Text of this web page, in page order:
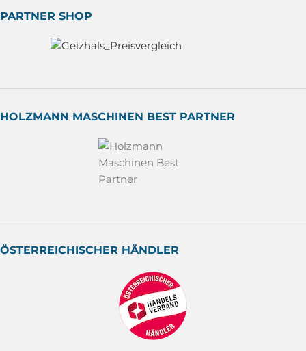
PARTNER SHOP
HOLZMANN MASCHINEN BEST PARTNER
ÖSTERREICHISCHER HÄNDLER